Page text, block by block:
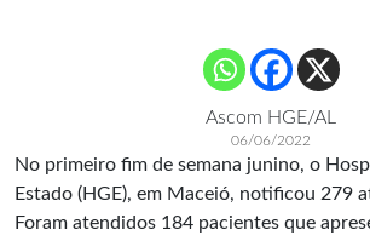
Ascom HGE/AL
06/06/2022
No primeiro fim de semana junino, o
Estado (HGE), em Maceió, notificou 279
Foram atendidos 184 pacientes que